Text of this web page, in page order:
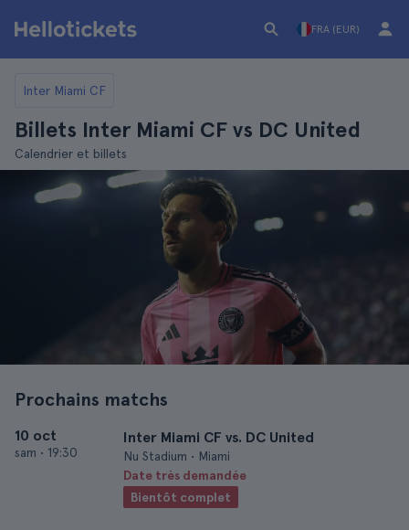
FRA (EUR)
Inter Miami CF
Billets Inter Miami CF vs DC United
Calendrier et billets
Prochains matchs
10 oct
sam • 19:30
Inter Miami CF vs. DC United
Nu Stadium • Miami
Date très demandée
Bientôt complet